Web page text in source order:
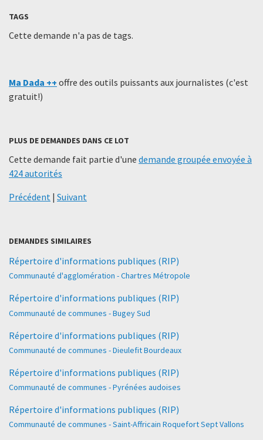
TAGS
Cette demande n'a pas de tags.
Ma Dada ++ offre des outils puissants aux journalistes (c'est
gratuit!)
PLUS DE DEMANDES DANS CE LOT
Cette demande fait partie d'une demande groupée envoyée à
424 autorités
Précédent | Suivant
DEMANDES SIMILAIRES
Répertoire d'informations publiques (RIP)
Communauté d'agglomération - Chartres Métropole
Répertoire d'informations publiques (RIP)
Communauté de communes - Bugey Sud
Répertoire d'informations publiques (RIP)
Communauté de communes - Dieulefit Bourdeaux
Répertoire d'informations publiques (RIP)
Communauté de communes - Pyrénées audoises
Répertoire d'informations publiques (RIP)
Communauté de communes - Saint-Affricain Roquefort Sept Vallons